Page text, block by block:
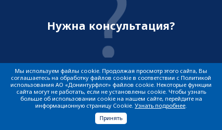
Нужна консультация?
Подробно расскажем о наших круизах и
услугах на борту, рассчитаем стоимость,
подготовим индивидуальное предложение!
Мы используем файлы cookie. Продолжая просмотр этого сайта, Вы
соглашаетесь на обработку файлов cookie в соответствии с Политикой
использования АО «Донинтурфлот» файлов cookie. Некоторые функции
сайта могут не работать, если не установлены cookie. Чтобы узнать
больше об использовании cookie на нашем сайте, перейдите на
информационную страницу Cookie. Узнать подробнее.
Принять